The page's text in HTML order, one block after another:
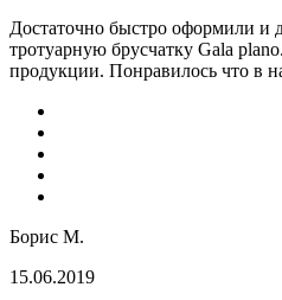
Достаточно быстро оформили и
тротуарную брусчатку Gala
продукции. Понравилось что в
Борис М.
15.06.2019